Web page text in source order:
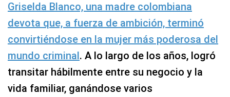
Griselda Blanco, una madre colombiana
devota que, a fuerza de ambición, terminó
convirtiéndose en la mujer más poderosa del
mundo criminal. A lo largo de los años, logró
transitar hábilmente entre su negocio y la
vida familiar, ganándose varios